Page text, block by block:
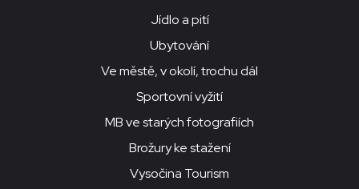
Jídlo a pití
Ubytování
Ve městě, v okolí, trochu dál
Sportovní vyžití
MB ve starých fotografiích
Brožury ke stažení
Vysočina Tourism